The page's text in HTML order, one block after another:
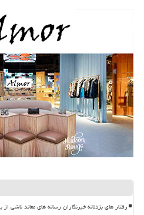
رفتار های بزدلانه خبرنگاران رسانه های معاند ناشی